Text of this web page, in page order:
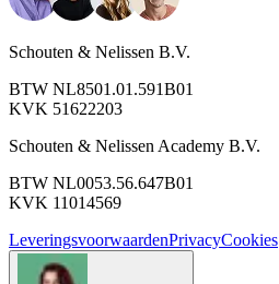
Schouten & Nelissen B.V.
BTW NL8501.01.591B01
KVK 51622203
Schouten & Nelissen Academy B.V.
BTW NL0053.56.647B01
KVK 11014569
LeveringsvoorwaardenPrivacyCookies